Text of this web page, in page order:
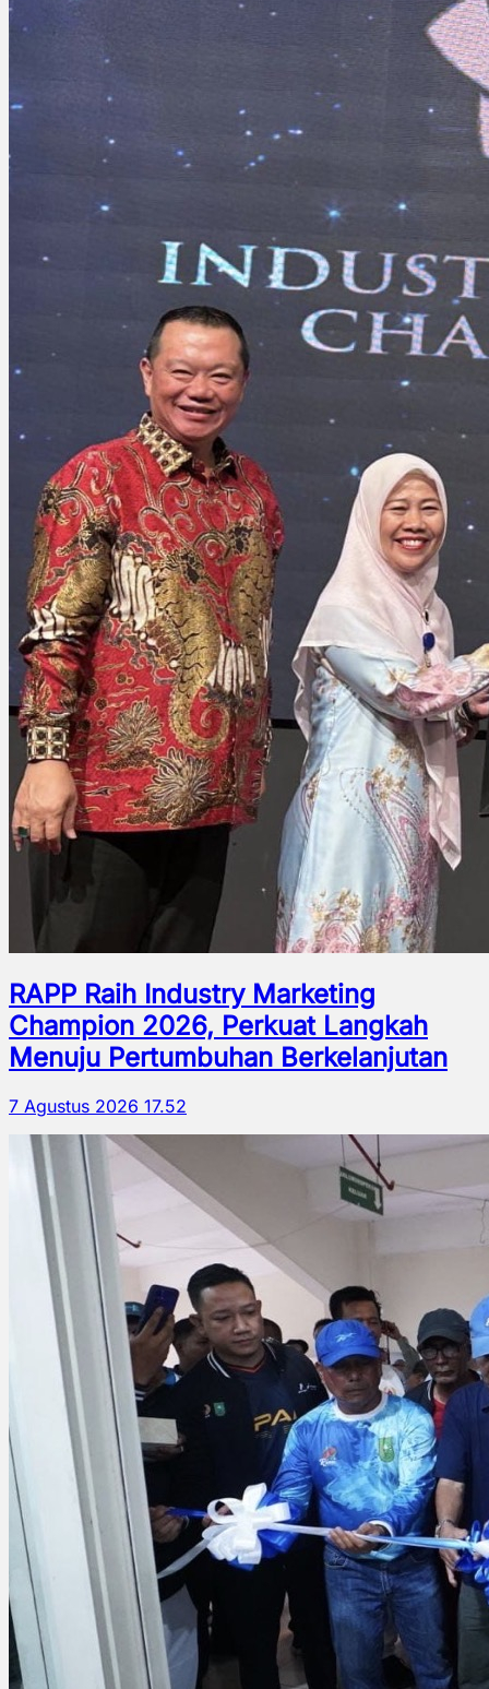
RAPP Raih Industry Marketing
Champion 2026, Perkuat Langkah
Menuju Pertumbuhan Berkelanjutan
7 Agustus 2026 17.52